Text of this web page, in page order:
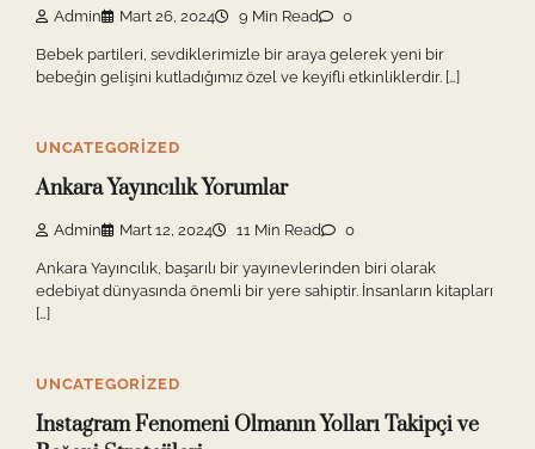
Admin Mart 26, 2024 9 Min Read 0
Bebek partileri, sevdiklerimizle bir araya gelerek yeni bir
bebeğin gelişini kutladığımız özel ve keyifli etkinliklerdir. […]
UNCATEGORIZED
Ankara Yayıncılık Yorumlar
Admin Mart 12, 2024 11 Min Read 0
Ankara Yayıncılık, başarılı bir yayınevlerinden biri olarak
edebiyat dünyasında önemli bir yere sahiptir. İnsanların kitapları
[…]
UNCATEGORIZED
Instagram Fenomeni Olmanın Yolları Takipçi ve